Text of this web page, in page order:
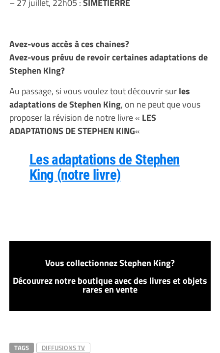
Avez-vous accès à ces chaines?
Avez-vous prévu de revoir certaines adaptations de
Stephen King?
Au passage, si vous voulez tout découvrir surles
adaptations de Stephen King, on ne peut que vous
proposer la révision de notre livre « LES
ADAPTATIONS DE STEPHEN KING«
Les adaptations de Stephen
King (notre livre)
Vous collectionnez Stephen King?
Découvrez notre boutique avec des livres et objets
rares en vente
TAGS DIFFUSIONS TV